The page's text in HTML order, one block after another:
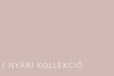
NYÁRI KOLLEKCIÓ